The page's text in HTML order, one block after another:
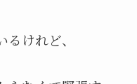
けれど、